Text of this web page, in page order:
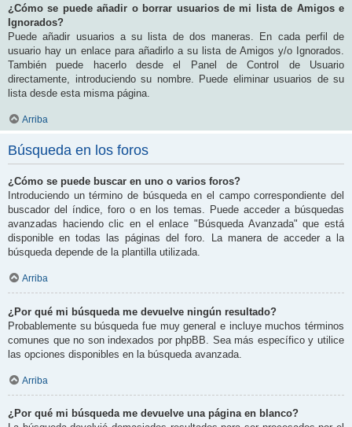
¿Cómo se puede añadir o borrar usuarios de mi lista de Amigos e
Ignorados?
Puede añadir usuarios a su lista de dos maneras. En cada perfil de
usuario hay un enlace para añadirlo a su lista de Amigos y/o Ignorados.
También puede hacerlo desde el Panel de Control de Usuario
directamente, introduciendo su nombre. Puede eliminar usuarios de su
lista desde esta misma página.
Arriba
Búsqueda en los foros
¿Cómo se puede buscar en uno o varios foros?
Introduciendo un término de búsqueda en el campo correspondiente del
buscador del índice, foro o en los temas. Puede acceder a búsquedas
avanzadas haciendo clic en el enlace "Búsqueda Avanzada" que está
disponible en todas las páginas del foro. La manera de acceder a la
búsqueda depende de la plantilla utilizada.
Arriba
¿Por qué mi búsqueda me devuelve ningún resultado?
Probablemente su búsqueda fue muy general e incluye muchos términos
comunes que no son indexados por phpBB. Sea más específico y utilice
las opciones disponibles en la búsqueda avanzada.
Arriba
¿Por qué mi búsqueda me devuelve una página en blanco?